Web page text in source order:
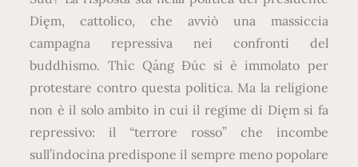
Dięm, cattolico, che avviò una massiccia
campagna repressiva nei confronti del
buddhismo. Thìc Qáng Đúc si è immolato per
protestare contro questa politica. Ma la religione
non è il solo ambito in cui il regime di Dięm si fa
repressivo: il “terrore rosso” che incombe
sull’indocina predispone il sempre meno popolare